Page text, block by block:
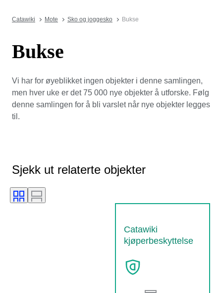
Catawiki Mote Sko og joggesko Bukse
Bukse
Vi har for øyeblikket ingen objekter i denne samlingen,
men hver uke er det 75 000 nye objekter å utforske. Følg
denne samlingen for å bli varslet når nye objekter legges
til.
Sjekk ut relaterte objekter
Catawiki
kjøperbeskyttelse